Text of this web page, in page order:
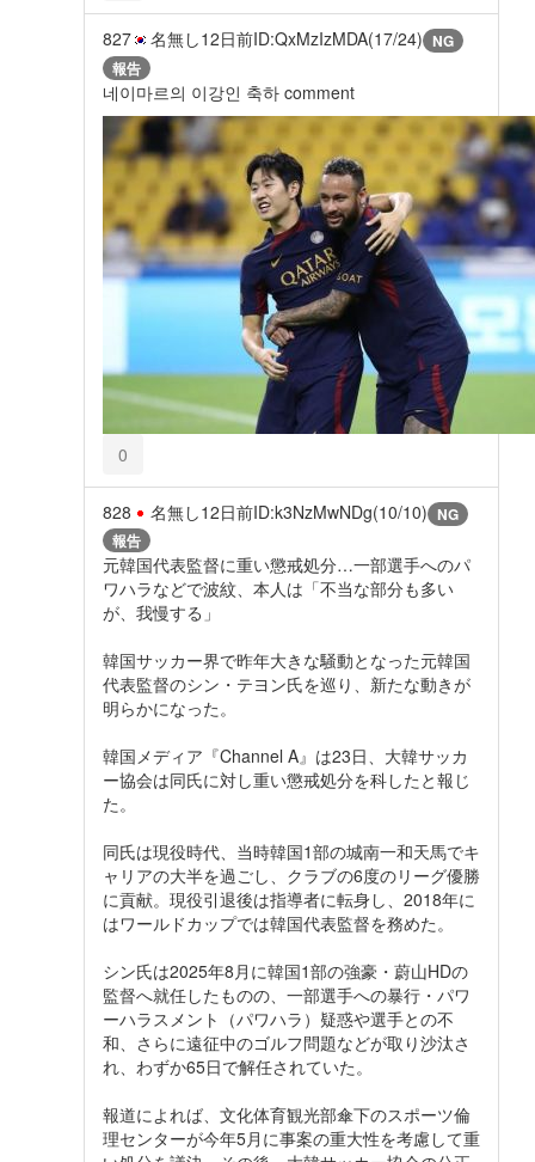
827 名無し12日前ID:QxMzIzMDA(17/24) NG
報告
네이마르의 이강인 축하 comment
0
828 名無し12日前ID:k3NzMwNDg(10/10) NG
報告
元韓国代表監督に重い懲戒処分…一部選手へのパ
ワハラなどで波紋、本人は「不当な部分も多い
が、我慢する」
韓国サッカー界で昨年大きな騒動となった元韓国
代表監督のシン・テヨン氏を巡り、新たな動きが
明らかになった。
韓国メディア『Channel A』は23日、大韓サッカ
ー協会は同氏に対し重い懲戒処分を科したと報じ
た。
同氏は現役時代、当時韓国1部の城南一和天馬でキ
ャリアの大半を過ごし、クラブの6度のリーグ優勝
に貢献。現役引退後は指導者に転身し、2018年に
はワールドカップでは韓国代表監督を務めた。
シン氏は2025年8月に韓国1部の強豪・蔚山HDの
監督へ就任したものの、一部選手への暴行・パワ
ーハラスメント（パワハラ）疑惑や選手との不
和、さらに遠征中のゴルフ問題などが取り沙汰さ
れ、わずか65日で解任されていた。
報道によれば、文化体育観光部傘下のスポーツ倫
理センターが今年5月に事案の重大性を考慮して重